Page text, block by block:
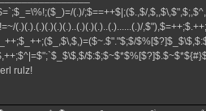
(.)/;$==++$|;($.,$/
(.)(.).(.)(.)(.)(.)..(.)(.)(.)..(.)......(.)/
rulz!